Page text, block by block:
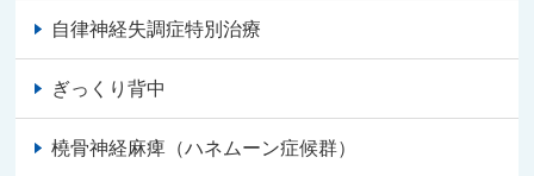
自律神経失調症特別治療
ぎっくり背中
橈骨神経麻痺（ハネムーン症候群）